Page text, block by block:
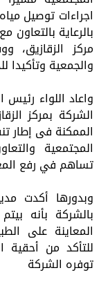
بالرعاية
مركز الزقازيق،
والجمعية وتأكيدا
واعاد اللواء
الشركة بمركز
الممكنة فى إطار
المجتمعية
تساهم في رفع
وبدورها أكدت
بالشركة بأنه
المعاينة على
للتأكد من
توفره الشركة